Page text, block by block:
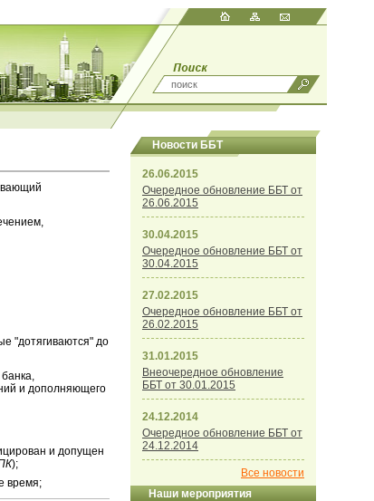
"дотягиваются" до
и дополняющего
и допущен
);
время;
Новости ББТ
26.06.2015
Очередное обновление ББТ от
26.06.2015
30.04.2015
Очередное обновление ББТ от
30.04.2015
27.02.2015
Очередное обновление ББТ от
26.02.2015
31.01.2015
Внеочередное обновление
ББТ от 30.01.2015
24.12.2014
Очередное обновление ББТ от
24.12.2014
Все новости
Наши мероприятия